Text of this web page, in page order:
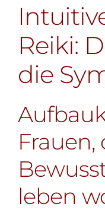
Reiki:
die
Frauen,
leben